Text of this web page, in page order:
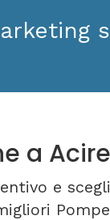
a
e